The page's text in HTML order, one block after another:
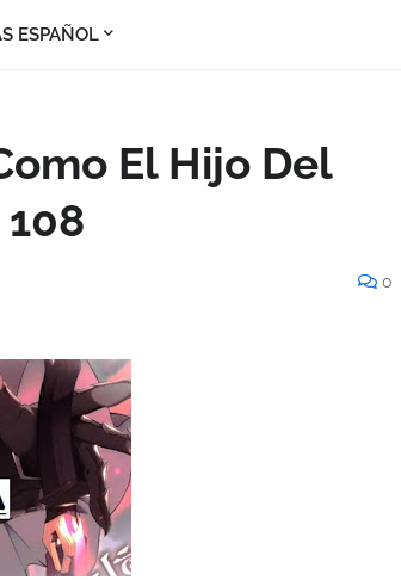
ESPAÑOL
El Hijo Del
0